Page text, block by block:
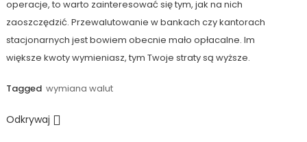
operacje, to warto zainteresować się tym, jak na nich
zaoszczędzić. Przewalutowanie w bankach czy kantorach
stacjonarnych jest bowiem obecnie mało opłacalne. Im
większe kwoty wymieniasz, tym Twoje straty są wyższe.
Tagged wymiana walut
Odkrywaj